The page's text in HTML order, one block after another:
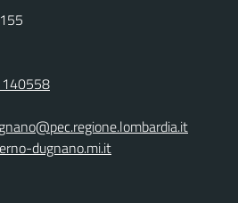
dugnano.mi.it